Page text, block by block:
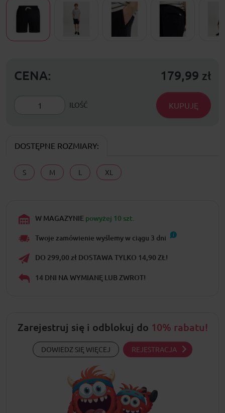
CENA: 179,99 zł
ILOŚĆ KUPUJĘ
DOSTĘPNE ROZMIARY:
S M L XL
W MAGAZYNIE powyżej 10 szt.
Twoje zamówienie wyślemy w ciągu 3 dni
DO 299,00 zł DOSTAWA TYLKO 14,90 ZŁ!
14 DNI NA WYMIANĘ LUB ZWROT!
Zarejestruj się i odblokuj do 10% rabatu!
DOWIEDZ SIĘ WIĘCEJ REJESTRACJA